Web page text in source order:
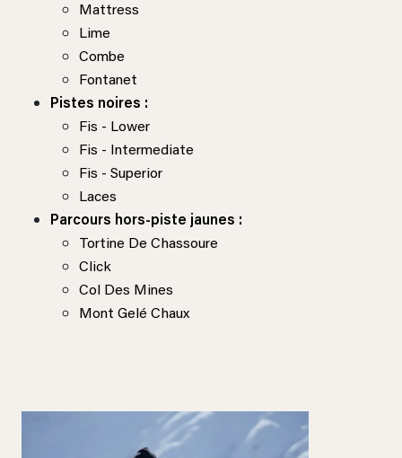
Mattress
Lime
Combe
Fontanet
Pistes noires :
Fis - Lower
Fis - Intermediate
Fis - Superior
Laces
Parcours hors-piste jaunes :
Tortine De Chassoure
Click
Col Des Mines
Mont Gelé Chaux